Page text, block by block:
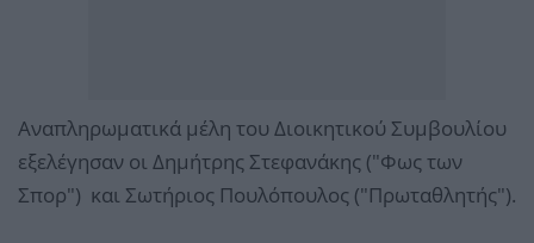
Αναπληρωματικά μέλη του Διοικητικού Συμβουλίου
εξελέγησαν οι Δημήτρης Στεφανάκης ("Φως των
Σπορ") και Σωτήριος Πουλόπουλος ("Πρωταθλητής").